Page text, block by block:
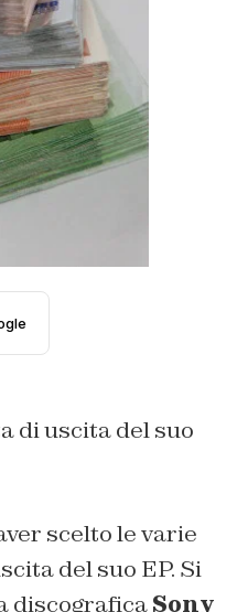
di uscita del suo
scelto le varie
del suo EP. Si
discograficaSony